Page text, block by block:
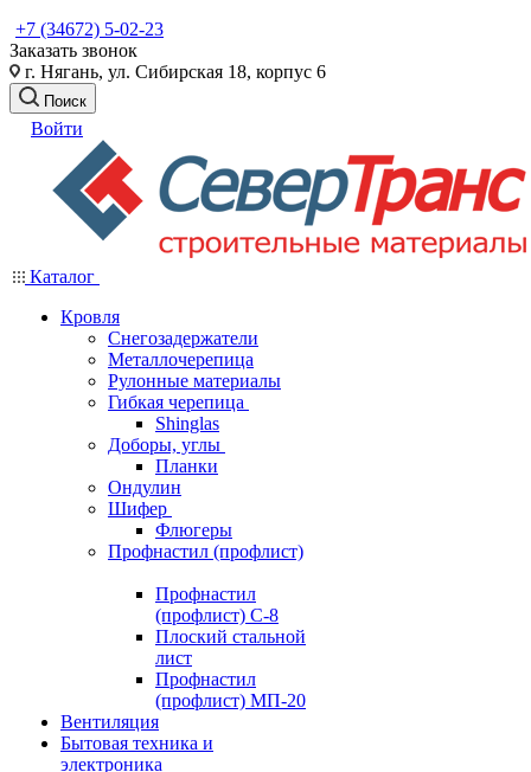
+7 (34672) 5-02-23
Заказать звонок
г. Нягань, ул. Сибирская 18, корпус 6
Поиск
Войти
Каталог
Кровля
Снегозадержатели
Металлочерепица
Рулонные материалы
Гибкая черепица
Shinglas
Доборы, углы
Планки
Ондулин
Шифер
Флюгеры
Профнастил (профлист)
Профнастил
(профлист) С-8
Плоский стальной
лист
Профнастил
(профлист) МП-20
Вентиляция
Бытовая техника и
электроника